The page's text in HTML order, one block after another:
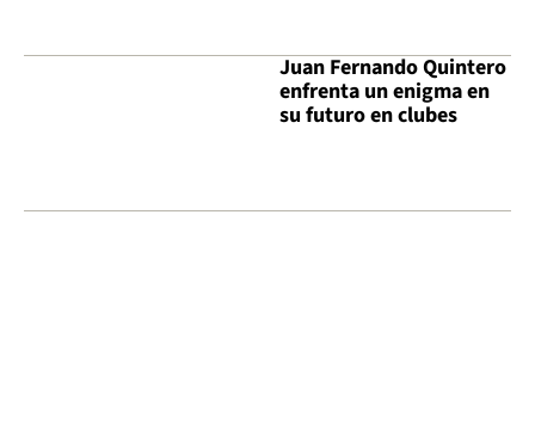
Juan Fernando Quintero
enfrenta un enigma en
su futuro en clubes